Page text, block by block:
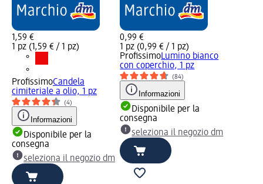
1,59 €
1 pz (1,59 € / 1 pz)
ProfissimoCandela
cimiteriale a olio, 1 pz
(4)
Informazioni
Disponibile per la
consegna
seleziona il negozio dm
0,99 €
1 pz (0,99 € / 1 pz)
ProfissimoLumino bianco
con coperchio, 1 pz
(84)
Informazioni
Disponibile per la
consegna
seleziona il negozio dm